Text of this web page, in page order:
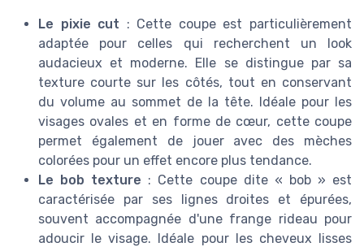
Le pixie cut : Cette coupe est particulièrement
adaptée pour celles qui recherchent un look
audacieux et moderne. Elle se distingue par sa
texture courte sur les côtés, tout en conservant
du volume au sommet de la tête. Idéale pour les
visages ovales et en forme de cœur, cette coupe
permet également de jouer avec des mèches
colorées pour un effet encore plus tendance.
Le bob texture : Cette coupe dite « bob » est
caractérisée par ses lignes droites et épurées,
souvent accompagnée d'une frange rideau pour
adoucir le visage. Idéale pour les cheveux lisses